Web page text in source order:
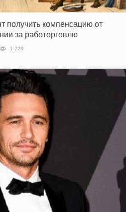
получить компенсацию от
за работорговлю
1 220